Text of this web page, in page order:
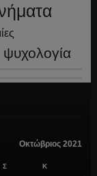
ψυχολογία
Οκτώβριος 2021
Σ Κ